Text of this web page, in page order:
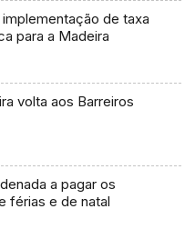
de taxa
para a Madeira
volta aos Barreiros
a pagar os
férias e de natal